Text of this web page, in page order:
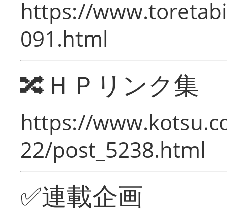
https://
091.html
🔀ＨＰリンク集
https://
22/post_5238.html
✅連載企画